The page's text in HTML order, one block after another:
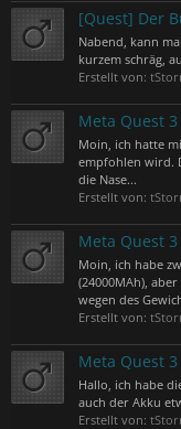
[Quest] Der
Nabend, kann
kurzem schräg,
Erstellt von:
Meta Quest
Moin, ich hatte
empfohlen wird.
die Nase...
Erstellt von:
Meta Quest
Moin, ich habe
(24000MAh),
wegen des
Erstellt von:
Meta Quest 3
Hallo, ich habe
auch der Akku
Erstellt von: